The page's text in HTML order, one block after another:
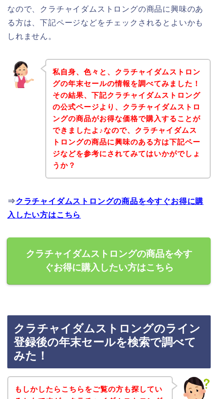
なので、クラチャイダムストロングの商品に興味のあ
る方は、下記ページなどをチェックされるとよいかも
しれません。
私自身、色々と、クラチャイダムストロン
グの年末セールの情報を調べてみました！
その結果、下記クラチャイダムストロング
の公式ページより、クラチャイダムストロ
ングの商品がお得な価格で購入することが
できましたよ♪なので、クラチャイダムス
トロングの商品に興味のある方は下記ペー
ジなどを参考にされてみてはいかがでしょ
うか？
⇒クラチャイダムストロングの商品を今すぐお得に購
入したい方はこちら
クラチャイダムストロングの商品を今す
ぐお得に購入したい方はこちら
クラチャイダムストロングのライン
登録後の年末セールを検索で調べて
みた！
もしかしたらこちらをご覧の方も探してい